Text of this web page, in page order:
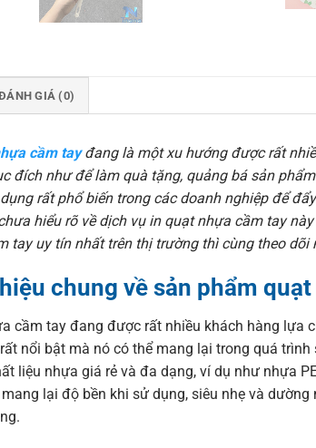
GIÁ (0)
cầm tayđang là một xu hướng được rất
đích như để làm quà tặng, quảng bá sản
rất phổ biến trong các doanh nghiệp để
hiểu rõ về dịch vụ in quạt nhựa cầm tay
tay uy tín nhất trên thị trường thì cùng theo
chung về sản phẩm
cầm tay đang được rất nhiều khách hàng lựa
nổi bật mà nó có thể mang lại trong quá
liệu nhựa giá rẻ và đa dạng, ví dụ như nhựa
lại độ bền khi sử dụng, siêu nhẹ và